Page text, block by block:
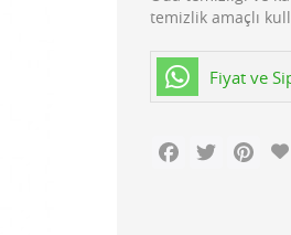
temizlik amaçlı
Fiyat ve
Facebook
Twitter